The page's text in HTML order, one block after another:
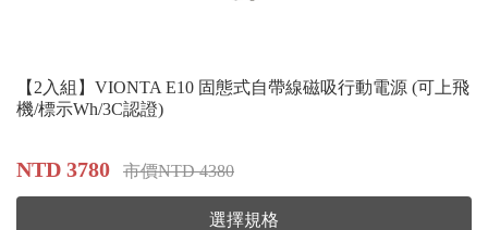
【2入組】VIONTA E10 固態式自帶線磁吸行動電源 (可上飛
機/標示Wh/3C認證)
NTD 3780 市價NTD 4380
選擇規格